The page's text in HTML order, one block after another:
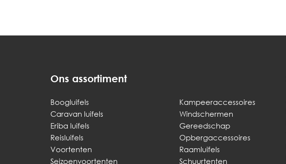
Ons assortiment
Boogluifels
Caravan luifels
Eriba luifels
Reisluifels
Voortenten
Seizoenvoortenten
Kampeeraccessoires
Windschermen
Gereedschap
Opbergaccessoires
Raamluifels
Schuurtenten